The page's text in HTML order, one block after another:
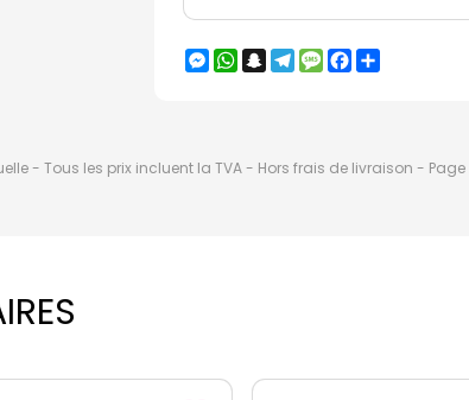
Messenger
WhatsApp
Snapchat
Telegram
MessageFacebook
- Tous les prix incluent la TVA - Hors frais de livraison -